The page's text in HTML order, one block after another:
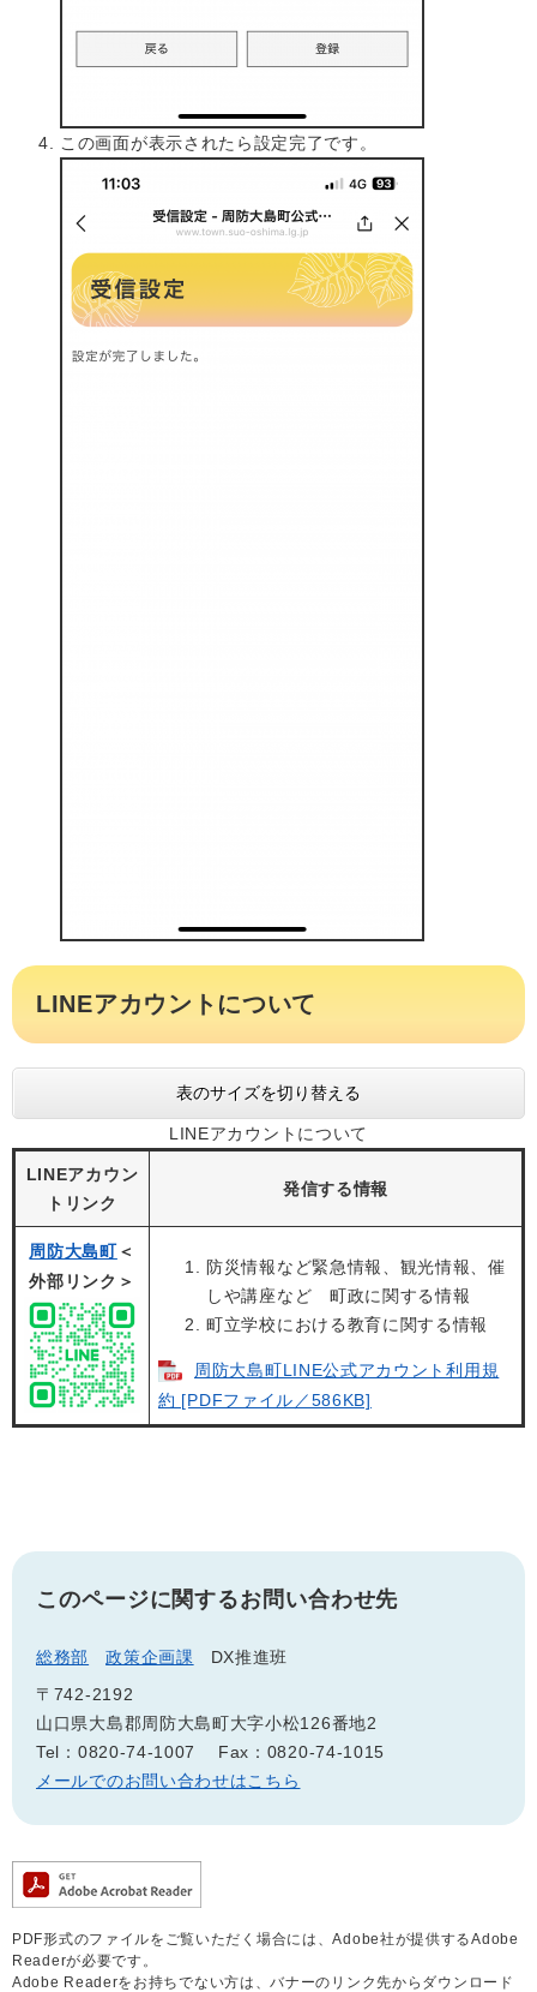
この画面が表示されたら設定完了です。
LINEアカウントについて
表のサイズを切り替える
LINEアカウントについて
LINEアカウン
トリンク
発信する情報
周防大島町＜
外部リンク＞
防災情報など緊急情報、観光情報、催
しや講座など 町政に関する情報
町立学校における教育に関する情報
周防大島町LINE公式アカウント利用規
約 [PDFファイル／586KB]
このページに関するお問い合わせ先
総務部 政策企画課
DX推進班
〒742-2192
山口県大島郡周防大島町大字小松126番地2
Tel：0820-74-1007
Fax：0820-74-1015
メールでのお問い合わせはこちら
PDF形式のファイルをご覧いただく場合には、Adobe社が提供するAdobe
Readerが必要です。
Adobe Readerをお持ちでない方は、バナーのリンク先からダウンロード